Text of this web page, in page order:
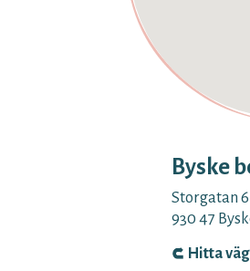
Byske
Storgatan 6
930 47
Hitta